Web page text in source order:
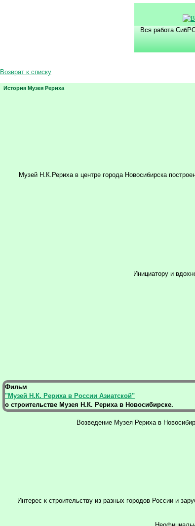
Вся работа
Возврат к списку
История Музея Рериха
Музей Н.К.Рериха в центре города Новосибирска
Инициатору и
Фильм
"Музей Н.К. Рериха в России Азиатской"
о строительстве Музея Н.К. Рериха в Новосибирске.
Возведение Музея Рериха в
Интерес к строительству из разных городов России и